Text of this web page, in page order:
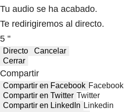
Tu audio se ha acabado.
Te redirigiremos al directo.
5 "
Directo
Cancelar
Cerrar
Compartir
Compartir en Facebook Facebook
Compartir en Twitter Twitter
Compartir en LinkedIn Linkedin